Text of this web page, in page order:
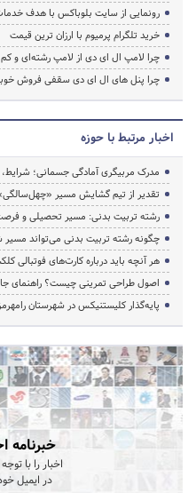
رونمایی از سایت بلوباکس با هدف
خرید تلگرام پرمیوم با ارزان ترین قیمت
چرا لامپ ال ای دی از لامپ رشته‌ای و
چرا پنل های ال ای دی سقفی فروش
اخبار مرتبط با حوزه
مدرک مربیگری آمادگی جسمانی؛
تقدیر از تیم گشایش مسیر
رشته تربیت بدنی: مسیر تحصیلی و
چگونه رشته تربیت بدنی می‌تواند مسیر
هر آنچه باید درباره کارت‌های فوتبالی
اصول طراحی تمرینی چیست؟ راهنمای
پایه‌گذار کلیستنیکس در شهرستان
خبرنامه
اخبار را با
در ایمیل